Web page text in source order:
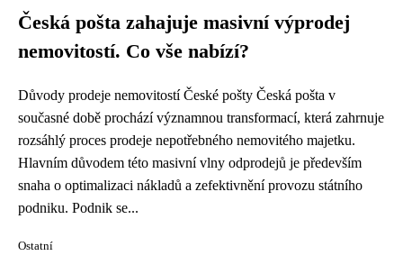
Česká pošta zahajuje masivní výprodej
nemovitostí. Co vše nabízí?
Důvody prodeje nemovitostí České pošty Česká pošta v
současné době prochází významnou transformací, která zahrnuje
rozsáhlý proces prodeje nepotřebného nemovitého majetku.
Hlavním důvodem této masivní vlny odprodejů je především
snaha o optimalizaci nákladů a zefektivnění provozu státního
podniku. Podnik se...
Ostatní